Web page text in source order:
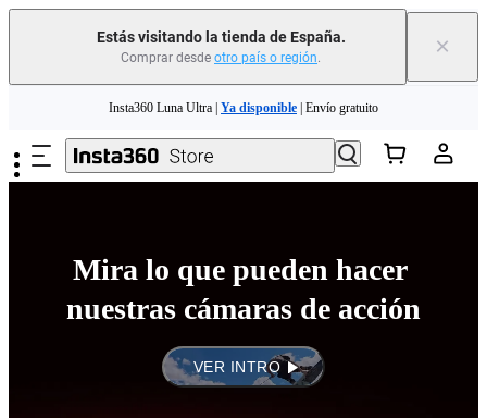
Estás visitando la tienda de España.
Comprar desde otro país o región. ×
Insta360 Luna Ultra | Ya disponible | Envío gratuito
Cambia tu antiguo dispositivo por dinero para tu nueva compra.｜Más
información
Insta360 Luna Ultra |Ya disponible| Envío gratuito
Mira lo que pueden hacer
nuestras cámaras de acción
VER INTRO